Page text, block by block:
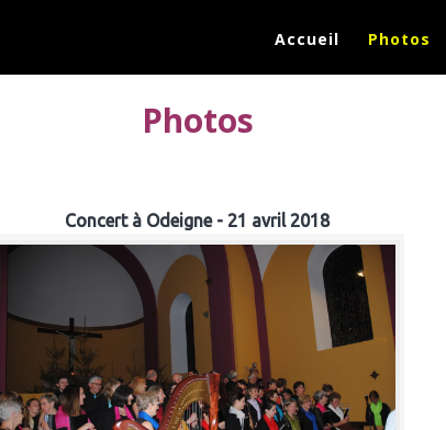
Accueil Photos
Photos
Concert à Odeigne - 21 avril 2018